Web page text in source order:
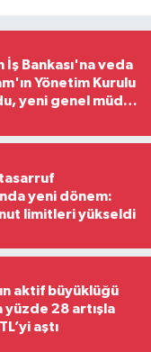
İş Bankası'na veda
Yönetim Kurulu
yeni genel müdür
yeni dönem:
limitleri yükseldi
aktif büyüklüğü
yüzde 28 artışla
aştı